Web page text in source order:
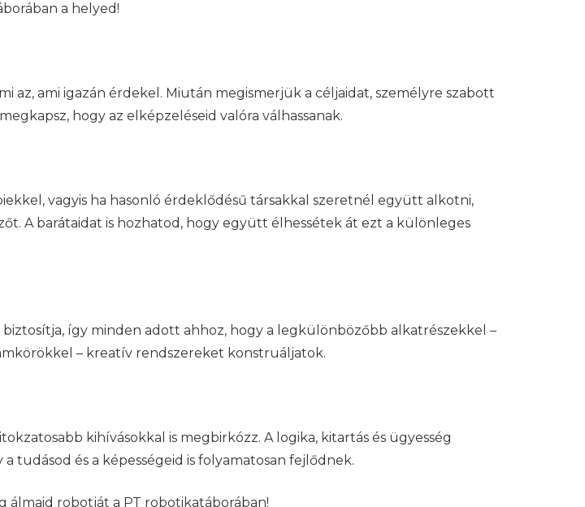
a helyed!
az, ami igazán érdekel. Miután megismerjük a céljaidat, személyre szabott
hogy az elképzeléseid valóra válhassanak.
vagyis ha hasonló érdeklődésű társakkal szeretnél együtt alkotni,
A barátaidat is hozhatod, hogy együtt élhessétek át ezt a különleges
így minden adott ahhoz, hogy a legkülönbözőbb alkatrészekkel –
– kreatív rendszereket konstruáljatok.
kihívásokkal is megbirkózz. A logika, kitartás és ügyesség
tudásod és a képességeid is folyamatosan fejlődnek.
álmaid robotját a PT robotikatáborában!